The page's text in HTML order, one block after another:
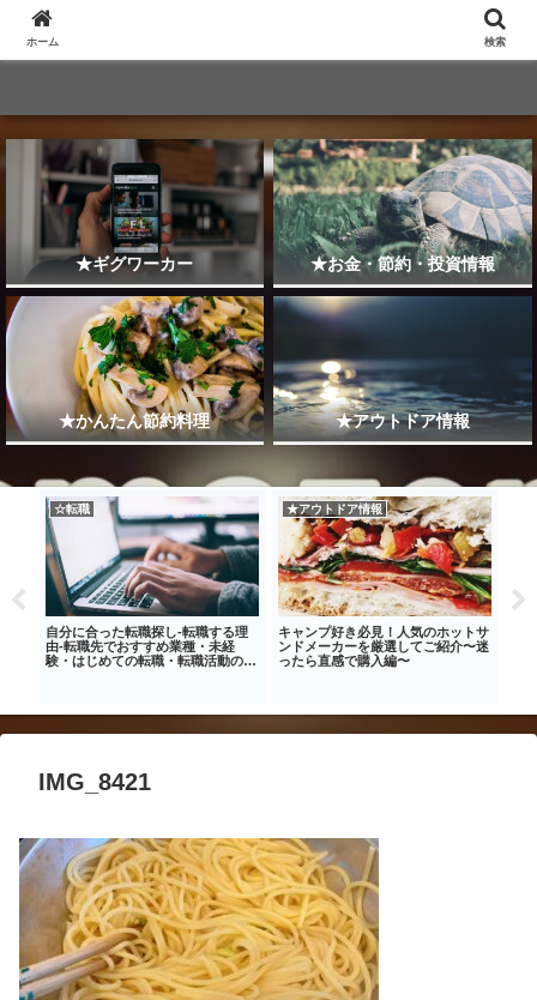
★ギグワーカー ★お金・節約・投資情報
★かんたん節約料理 ★アウトドア情報
☆転職
自分に合った転職探し‐転職する理
由‐転職先でおすすめ業種・未経
験・はじめての転職・転職活動のは
★アウトドア情報
キャンプ好き必見！人気のホットサ
ンドメーカーを厳選してご紹介〜迷
ったら直感で購入編〜
IMG_8421
ホーム 検索